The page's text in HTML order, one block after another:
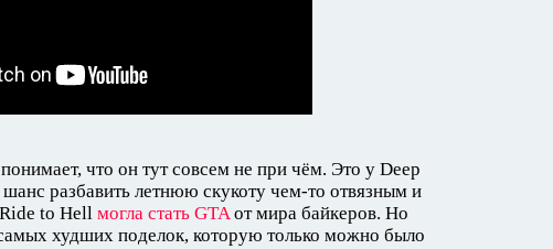
что он тут совсем не при чём. Это у Deep
разбавить летнюю скукоту чем-то отвязным и
to Hell могла стать GTAот мира байкеров. Но
худших поделок, которую только можно было